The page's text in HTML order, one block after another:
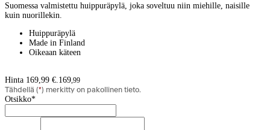
Suomessa valmistettu huippuräpylä, joka soveltuu niin miehille, naisille
kuin nuorillekin.
Huippuräpylä
Made in Finland
Oikeaan käteen
Hinta 169,99 €. 169,99
Tähdellä (*) merkitty on pakollinen tieto.
Otsikko*